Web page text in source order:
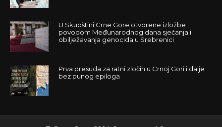
U Skupštini Crne Gore otvorene izložbe
povodom Međunarodnog dana sjećanja i
obilježavanja genocida u Srebrenici
Prva presuda za ratni zločin u Crnoj Gori i dalje
bez punog epiloga